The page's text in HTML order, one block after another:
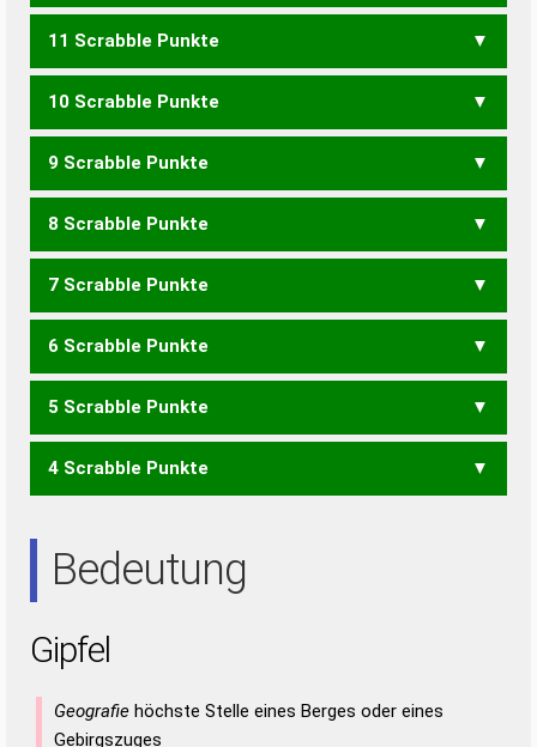
PFEIL
11 Scrabble Punkte
FLIP
10 Scrabble Punkte
FIEP FLIEG
9 Scrabble Punkte
FELG FIGL
8 Scrabble Punkte
FEIG FEIL FIEL FILE LIEF
7 Scrabble Punkte
ELF FEG PLI
6 Scrabble Punkte
FEI PIE EGLI GEIL IGEL
5 Scrabble Punkte
GEL LEG
4 Scrabble Punkte
Bedeutung
Gipfel
Geografie höchste Stelle eines Berges oder eines
Gebirgszuges